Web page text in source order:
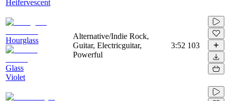
Heifervescent
Hourglass
Glass
Violet
Alternative/Indie Rock,
Guitar, Electricguitar,
Powerful
3:52 103